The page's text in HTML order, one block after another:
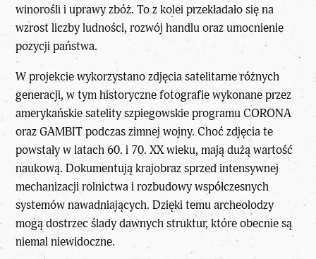
winorośli i uprawy zbóż. To z kolei przekładało się na
wzrost liczby ludności, rozwój handlu oraz umocnienie
pozycji państwa.
W projekcie wykorzystano zdjęcia satelitarne różnych
generacji, w tym historyczne fotografie wykonane przez
amerykańskie satelity szpiegowskie programu CORONA
oraz GAMBIT podczas zimnej wojny. Choć zdjęcia te
powstały w latach 60. i 70. XX wieku, mają dużą wartość
naukową. Dokumentują krajobraz sprzed intensywnej
mechanizacji rolnictwa i rozbudowy współczesnych
systemów nawadniających. Dzięki temu archeolodzy
mogą dostrzec ślady dawnych struktur, które obecnie są
niemal niewidoczne.